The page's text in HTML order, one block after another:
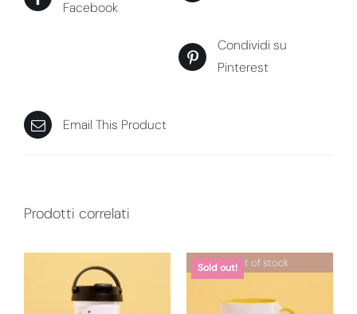
Facebook
Condividi su
Pinterest
Email This Product
Prodotti correlati
Out of stock
Sold out!